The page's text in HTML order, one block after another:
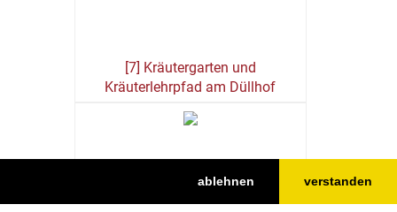
ablehnen verstanden
[7] Kräutergarten und
Kräuterlehrpfad am Düllhof
[8] Zahlreiche Kapellen, Marterl und